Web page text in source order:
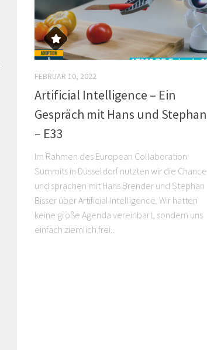
FEBRUAR 10, 2022
Artificial Intelligence – Ein
Gespräch mit Hans und Stephan
– E33
Im Rahmen des European Collaboration
Summits in Düsseldorf nutzten wir die Chance
und sprachen mit Hans Brender und Stephan
Bisser über Artificial Intelligence. Wir hatten
keine große Agenda vereinbart, sondern uns
einfach ziemlich frei...